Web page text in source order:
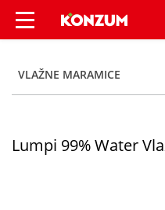
Lumpi 99%
VLAŽNE MARAMICE
Lumpi 99% Water